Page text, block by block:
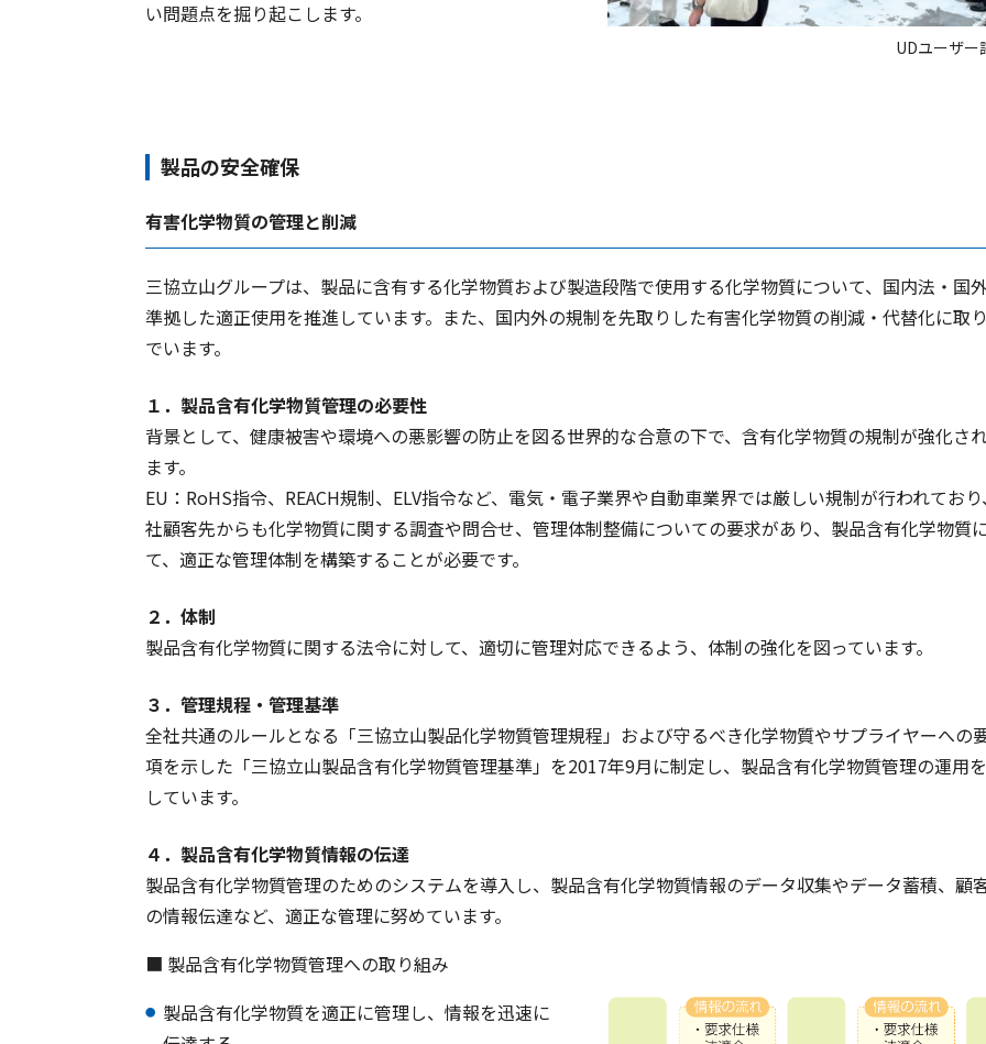
い問題点を掘り起こします。
UDユーザー
製品の安全確保
有害化学物質の管理と削減
三協立山グループは、製品に含有する化学物質および製造段階で使用する化学物質について、国内法・国
準拠した適正使用を推進しています。また、国内外の規制を先取りした有害化学物質の削減・代替化に取
でいます。
１．製品含有化学物質管理の必要性
背景として、健康被害や環境への悪影響の防止を図る世界的な合意の下で、含有化学物質の規制が強化さ
ます。
EU：RoHS指令、REACH規制、ELV指令など、電気・電子業界や自動車業界では厳しい規制が行われており
社顧客先からも化学物質に関する調査や問合せ、管理体制整備についての要求があり、製品含有化学物質
て、適正な管理体制を構築することが必要です。
２．体制
製品含有化学物質に関する法令に対して、適切に管理対応できるよう、体制の強化を図っています。
３．管理規程・管理基準
全社共通のルールとなる「三協立山製品化学物質管理規程」および守るべき化学物質やサプライヤーへの
項を示した「三協立山製品含有化学物質管理基準」を2017年9月に制定し、製品含有化学物質管理の運用
しています。
４．製品含有化学物質情報の伝達
製品含有化学物質管理のためのシステムを導入し、製品含有化学物質情報のデータ収集やデータ蓄積、顧
の情報伝達など、適正な管理に努めています。
■ 製品含有化学物質管理への取り組み
製品含有化学物質を適正に管理し、情報を迅速に